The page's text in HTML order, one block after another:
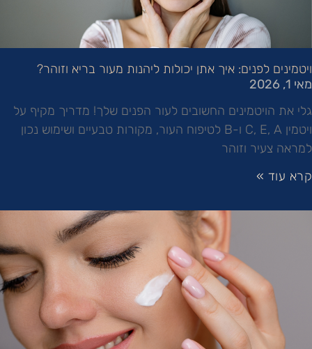
ויטמינים לפנים: איך אתן יכולות ליהנות מעור בריא וזוהר?
מאי 1, 2026
גלי את הויטמינים החשובים לעור הפנים שלך! מדריך מקיף על
ויטמין C, E, A ו-B לטיפוח העור, מקורות טבעיים ושימוש נכון
למראה צעיר וזוהר
קרא עוד »